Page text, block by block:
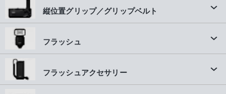
縦位置グリップ／グリップベルト
フラッシュ
フラッシュアクセサリー